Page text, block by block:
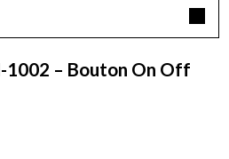
1002 – Bouton On Off